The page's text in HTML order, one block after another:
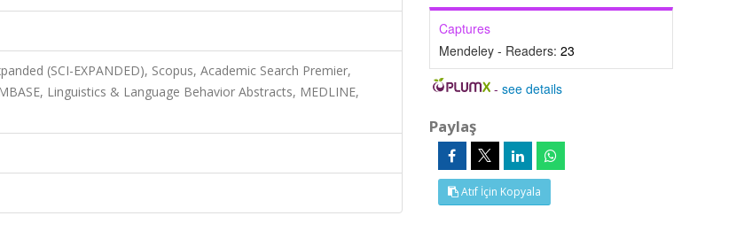
(SCI-EXPANDED), Scopus, Academic Search Premier,
Linguistics & Language Behavior Abstracts, MEDLINE,
Captures
Mendeley - Readers: 23
-see details
Paylaş
Atıf İçin Kopyala